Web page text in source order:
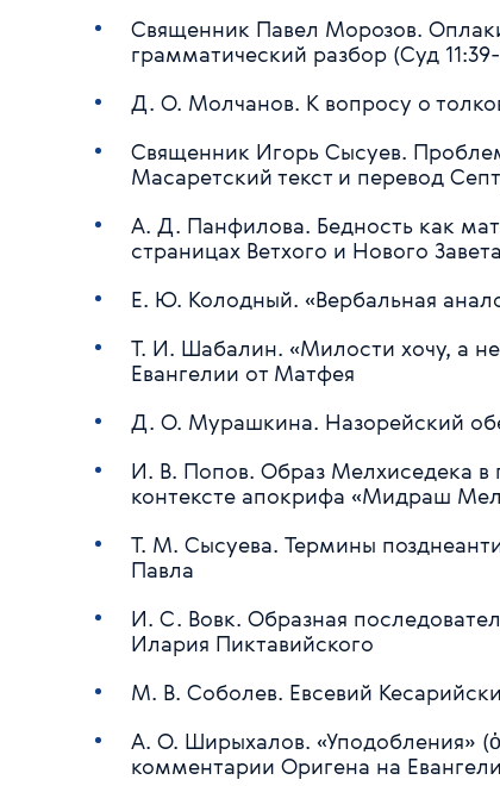
Священник Павел Морозов.
грамматический разбор (Суд
Д. О. Молчанов. К вопросу о
Священник Игорь Сысуев.
Масаретский текст и перевод
А. Д. Панфилова. Бедность как
страницах Ветхого и Нового Завета
Е. Ю. Колодный. «Вербальная
Т. И. Шабалин. «Милости хочу, а
Евангелии от Матфея
Д. О. Мурашкина. Назорейский
И. В. Попов. Образ Мелхиседека в
контексте апокрифа «Мидраш
Т. М. Сысуева. Термины
Павла
И. С. Вовк. Образная
Илария Пиктавийского
М. В. Соболев. Евсевий
А. О. Ширыхалов. «Уподобления»
комментарии Оригена на